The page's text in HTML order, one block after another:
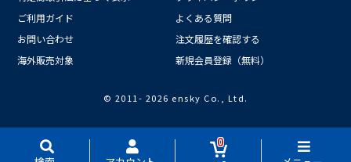
0
ご利用ガイド
よくある質問
お問い合わせ
注文履歴を確認する
海外販売対象
新規会員登録（無料）
© 2011- 2026 ensky Co., Ltd.